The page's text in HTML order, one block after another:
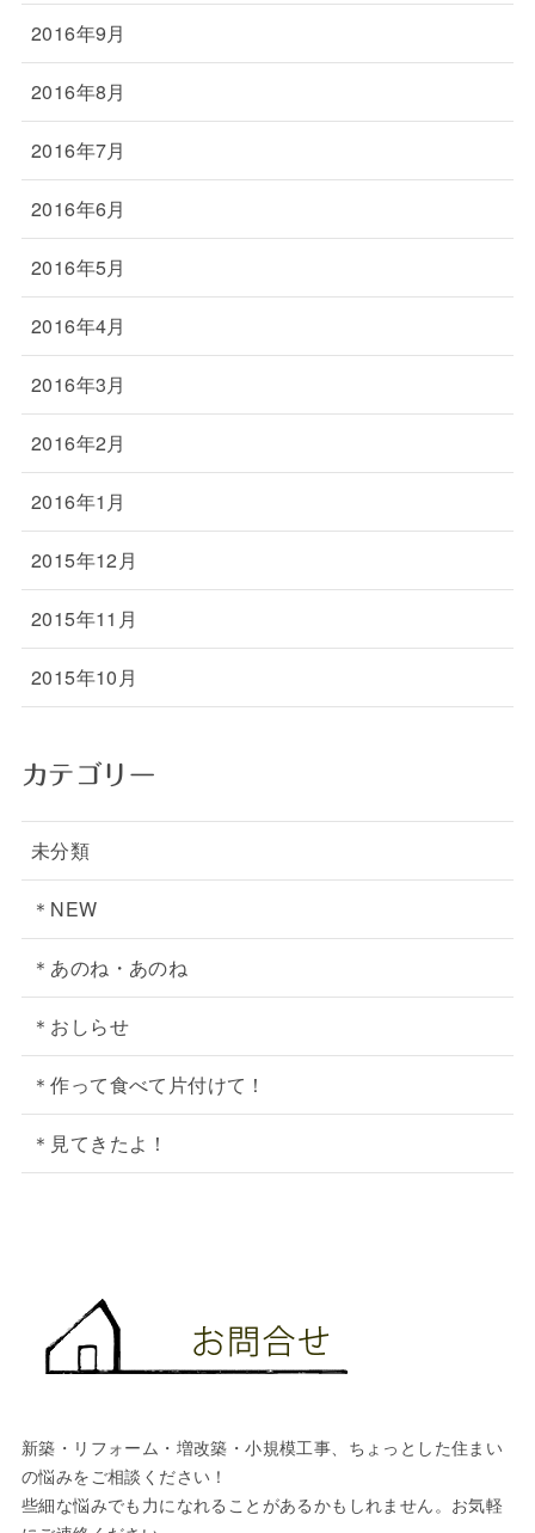
2016年9月
2016年8月
2016年7月
2016年6月
2016年5月
2016年4月
2016年3月
2016年2月
2016年1月
2015年12月
2015年11月
2015年10月
カテゴリー
未分類
＊NEW
＊あのね・あのね
＊おしらせ
＊作って食べて片付けて！
＊見てきたよ！
新築・リフォーム・増改築・小規模工事、ちょっとした住まい
の悩みをご相談ください！
些細な悩みでも力になれることがあるかもしれません。お気軽